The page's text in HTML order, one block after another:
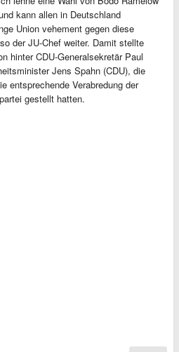
kann allen in Deutschland
Union vehement gegen diese
der JU-Chef weiter. Damit stellte
hinter CDU-Generalsekretär Paul
Jens Spahn (CDU), die
entsprechende Verabredung der
gestellt hatten.